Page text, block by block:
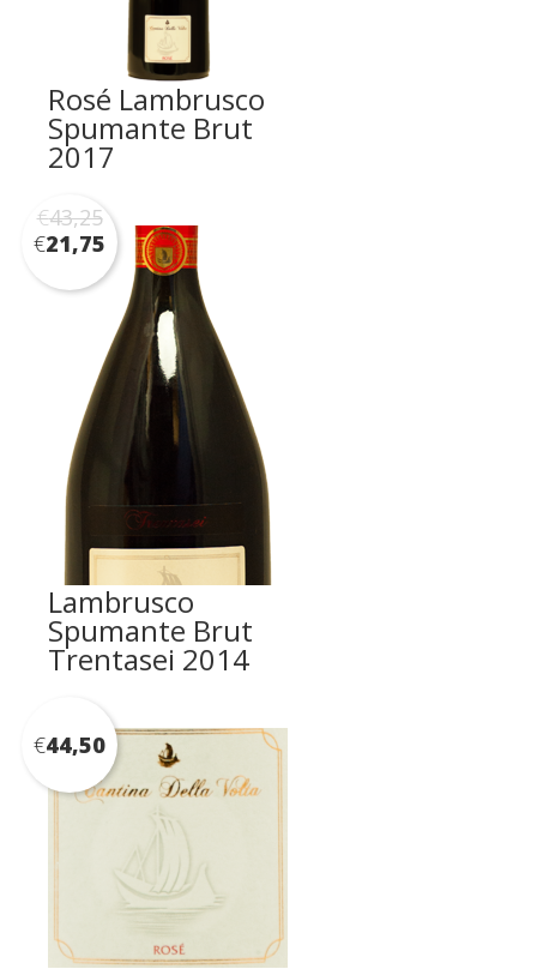
Rosé Lambrusco
Spumante Brut
2017
Lambrusco
Spumante Brut
Trentasei 2014
€43,25
€21,75
€44,50